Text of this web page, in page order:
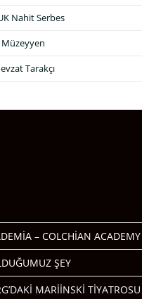
Nahit Serbes
Tarakçı
– COLCHİAN ACADEMY
ŞEY
MARİİNSKİ TİYATROSU